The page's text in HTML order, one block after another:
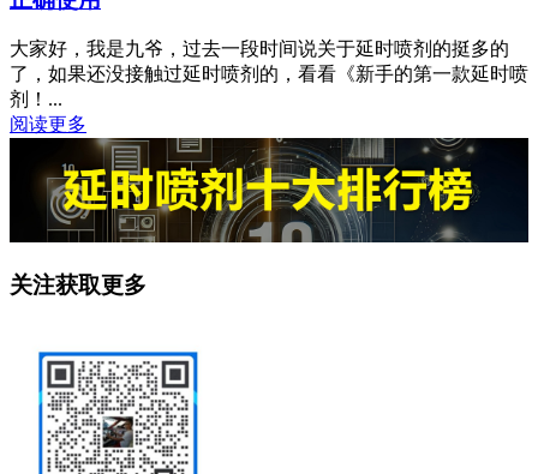
大家好，我是九爷，过去一段时间说关于延时喷剂的挺多的
了，如果还没接触过延时喷剂的，看看《新手的第一款延时喷
剂！...
阅读更多
关注获取更多